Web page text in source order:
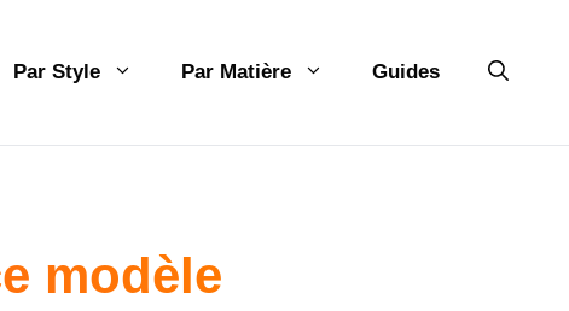
Par Style Par Matière Guides
modèle